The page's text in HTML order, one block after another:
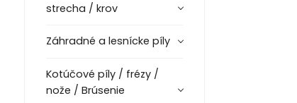
strecha / krov
Záhradné a lesnícke píly
Kotúčové píly / frézy /
nože / Brúsenie